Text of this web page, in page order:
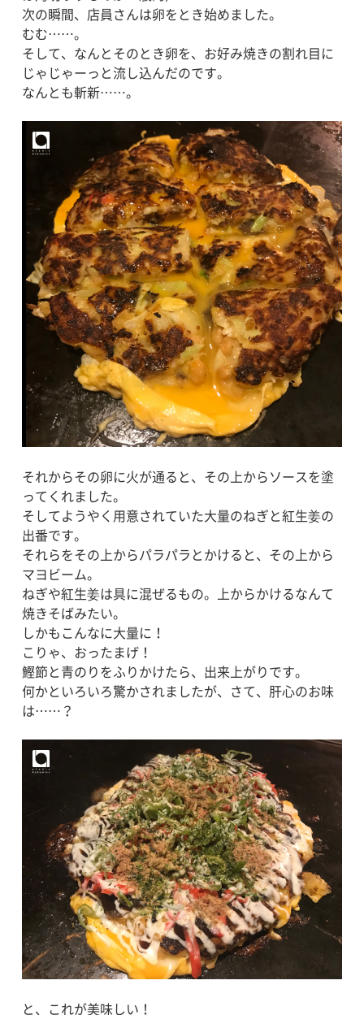
次の瞬間、店員さんは卵をとき始めました。
むむ……。
そして、なんとそのとき卵を、お好み焼きの割れ目に
じゃじゃーっと流し込んだのです。
なんとも斬新……。
それからその卵に火が通ると、その上からソースを塗
ってくれました。
そしてようやく用意されていた大量のねぎと紅生姜の
出番です。
それらをその上からパラパラとかけると、その上から
マヨビーム。
ねぎや紅生姜は具に混ぜるもの。上からかけるなんて
焼きそばみたい。
しかもこんなに大量に！
こりゃ、おったまげ！
鰹節と青のりをふりかけたら、出来上がりです。
何かといろいろ驚かされましたが、さて、肝心のお味
は……？
と、これが美味しい！